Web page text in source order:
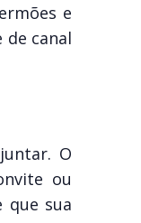
e
canal
O
ou
que sua